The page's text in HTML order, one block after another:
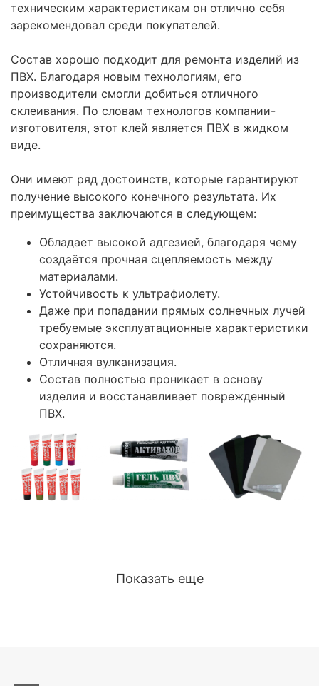
техническим характеристикам он отлично себя
зарекомендовал среди покупателей.
Состав хорошо подходит для ремонта изделий из
ПВХ. Благодаря новым технологиям, его
производители смогли добиться отличного
склеивания. По словам технологов компании-
изготовителя, этот клей является ПВХ в жидком
виде.
Они имеют ряд достоинств, которые гарантируют
получение высокого конечного результата. Их
преимущества заключаются в следующем:
Обладает высокой адгезией, благодаря чему
создаётся прочная сцепляемость между
материалами.
Устойчивость к ультрафиолету.
Даже при попадании прямых солнечных лучей
требуемые эксплуатационные характеристики
сохраняются.
Отличная вулканизация.
Состав полностью проникает в основу
изделия и восстанавливает поврежденный
ПВХ.
Показать еще